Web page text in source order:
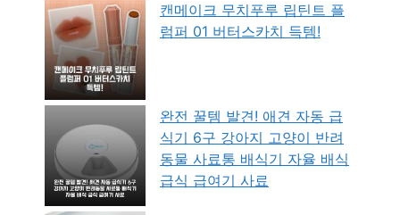
캔메이크 무치푸루 립틴트 플
럼퍼 01 버터스카치 득템!
완전 꿀템 발견! 애견 자동 급
식기 6구 강아지 고양이 반려
동물 사료통 배식기 자율 배식
급식 급여기 사료